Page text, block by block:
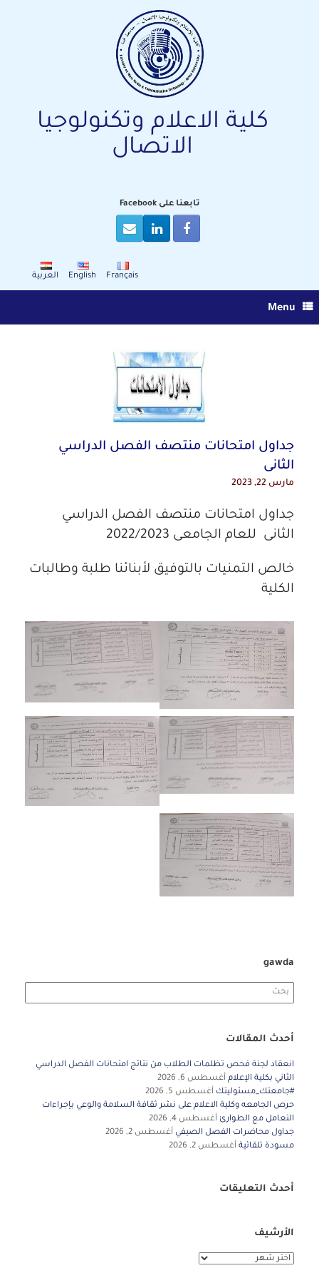
كلية الاعلام وتكنولوجيا
الاتصال
تابعنا على Facebook
العربية English Français
Menu
جداول امتحانات منتصف الفصل الدراسي
الثانى
مارس 22, 2023
جداول امتحانات منتصف الفصل الدراسي
الثانى للعام الجامعى 2022/2023
خالص التمنيات بالتوفيق لأبنائنا طلبة وطالبات
الكلية
gawda
Search
for:
أحدث المقالات
انعقاد لجنة فحص تظلمات الطلاب من نتائج امتحانات الفصل الدراسي
الثاني بكلية الإعلام أغسطس 6, 2026
#جامعتك_مسئوليتك أغسطس 5, 2026
حرص الجامعه وكلية الاعلام على نشر ثقافة السلامة والوعي بإجراءات
التعامل مع الطوارئ أغسطس 4, 2026
جداول محاضرات الفصل الصيفي أغسطس 2, 2026
مسودة تلقائية أغسطس 2, 2026
أحدث التعليقات
الأرشيف
الأرشيف